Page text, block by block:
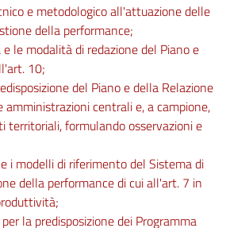
e metodologico all'attuazione delle
della performance;
le modalità di redazione del Piano e
10;
del Piano e della Relazione
centrali e, a campione,
territoriali, formulando osservazioni e
i modelli di riferimento del Sistema di
della performance di cui all'art. 7 in
la predisposizione dei Programma